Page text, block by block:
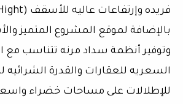
بالإضافة لموقع المشروع المتميز
وتوفير أنظمة سداد مرنه تتناسب مع
السعريه للعقارات والقدرة الشرائيه
للإطلالات على مساحات خضراء واسعه